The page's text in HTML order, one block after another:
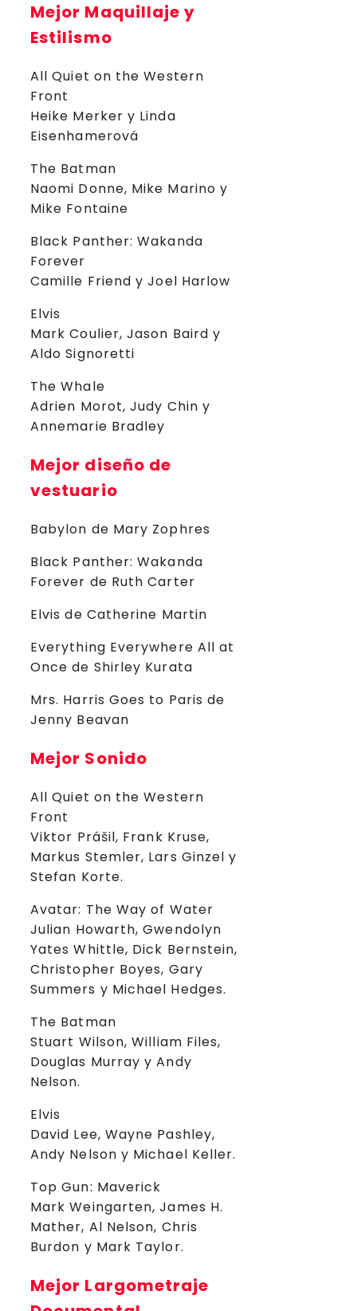
Mejor Maquillaje y
Estilismo
All Quiet on the Western
Front
Heike Merker y Linda
Eisenhamerová
The Batman
Naomi Donne, Mike Marino y
Mike Fontaine
Black Panther: Wakanda
Forever
Camille Friend y Joel Harlow
Elvis
Mark Coulier, Jason Baird y
Aldo Signoretti
The Whale
Adrien Morot, Judy Chin y
Annemarie Bradley
Mejor diseño de
vestuario
Babylon de Mary Zophres
Black Panther: Wakanda
Forever de Ruth Carter
Elvis de Catherine Martin
Everything Everywhere All at
Once de Shirley Kurata
Mrs. Harris Goes to Paris de
Jenny Beavan
Mejor Sonido
All Quiet on the Western
Front
Viktor Prášil, Frank Kruse,
Markus Stemler, Lars Ginzel y
Stefan Korte.
Avatar: The Way of Water
Julian Howarth, Gwendolyn
Yates Whittle, Dick Bernstein,
Christopher Boyes, Gary
Summers y Michael Hedges.
The Batman
Stuart Wilson, William Files,
Douglas Murray y Andy
Nelson.
Elvis
David Lee, Wayne Pashley,
Andy Nelson y Michael Keller.
Top Gun: Maverick
Mark Weingarten, James H.
Mather, Al Nelson, Chris
Burdon y Mark Taylor.
Mejor Largometraje